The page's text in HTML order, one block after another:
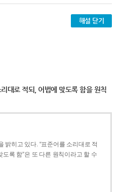
해설 닫기
대로 적되, 어법에 맞도록 함을 원칙
밝히고 있다. “표준어를 소리대로 적
도록 함”은 또 다른 원칙이라고 할 수